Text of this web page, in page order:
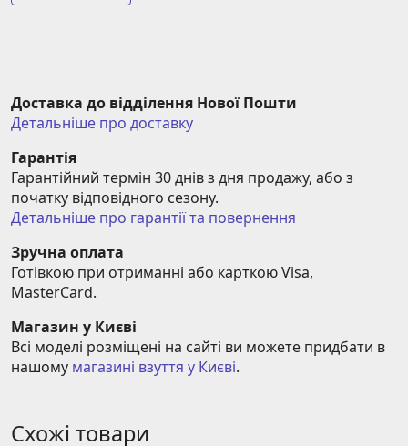
Доставка до відділення Нової Пошти
Детальніше про доставку
Гарантія
Гарантійний термін 30 днів з дня продажу, або з
початку відповідного сезону.
Детальніше про гарантії та повернення
Зручна оплата
Готівкою при отриманні або карткою Visa,
MasterCard.
Магазин у Києві
Всі моделі розміщені на сайті ви можете придбати в
нашому магазині взуття у Києві.
Схожі товари